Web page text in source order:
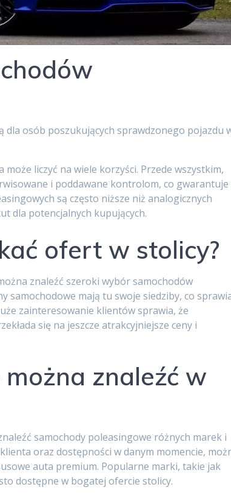
dla osób poszukujących sprawdzonego pojazdu
liczyć na wiele korzyści. Przede wszystkim,
i poddawane kontrolom, co gwarantuje
są często niższe niż analogicznych
dla potencjalnych kupujących.
ofert w stolicy?
znaleźć szeroki wybór samochodów
samochodowe mają tu swoje siedziby, co
zainteresowanie klientów sprawia, że
się na jeszcze atrakcyjniejsze ceny i
można znaleźć w
samochody poleasingowe różnych marek i
oraz dostępności w danym momencie,
auta premium. Popularne marki, takie jak
dostępne w bogatej ofercie stolicy.